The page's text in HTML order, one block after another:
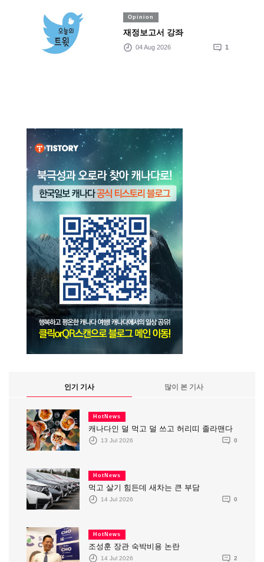
Opinion
재정보고서 강좌
04 Aug 2026 1
인기 기사 많이 본 기사
HotNews
캐나다인 덜 먹고 덜 쓰고 허리띠 졸라맨다
13 Jul 2026 0
HotNews
먹고 살기 힘든데 새차는 큰 부담
14 Jul 2026 0
HotNews
조성훈 장관 숙박비용 논란
14 Jul 2026 2